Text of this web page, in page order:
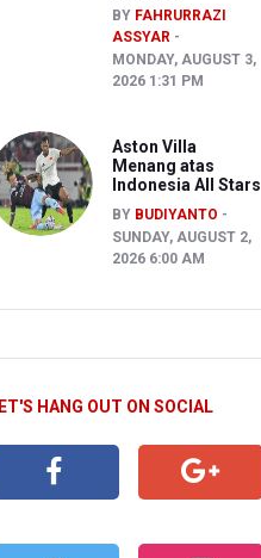
BY FAHRURRAZI
ASSYAR
MONDAY, AUGUST 3,
2026 1:31 PM
Aston Villa
Menang atas
Indonesia All Stars
BY BUDIYANTO
SUNDAY, AUGUST 2,
2026 6:00 AM
HANG OUT ON SOCIAL